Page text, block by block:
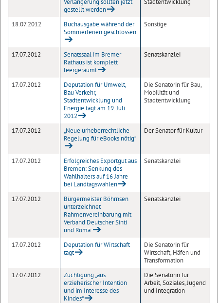
Verlängerung sollten jetzt
gestellt werden
Stadtentwicklung
18.07.2012
Buchausgabe während der
Sommerferien geschlossen
Sonstige
17.07.2012
Senatssaal im Bremer
Rathaus ist komplett
leergeräumt
Senatskanzlei
17.07.2012
Deputation für Umwelt,
Bau Verkehr,
Stadtentwicklung und
Energie tagt am 19. Juli
2012
Die Senatorin für Bau,
Mobilität und
Stadtentwicklung
17.07.2012
„Neue urheberrechtliche
Regelung für eBooks nötig“
Der Senator für Kultur
17.07.2012
Erfolgreiches Exportgut aus
Bremen: Senkung des
Wahlhalters auf 16 Jahre
bei Landtagswahlen
Senatskanzlei
17.07.2012
Bürgermeister Böhrnsen
unterzeichnet
Rahmenvereinbarung mit
Verband Deutscher Sinti
und Roma
Senatskanzlei
17.07.2012
Deputation für Wirtschaft
tagt
Die Senatorin für
Wirtschaft, Häfen und
Transformation
17.07.2012
Züchtigung „aus
erzieherischer Intention
und im Interesse des
Kindes“
Die Senatorin für
Arbeit, Soziales, Jugend
und Integration